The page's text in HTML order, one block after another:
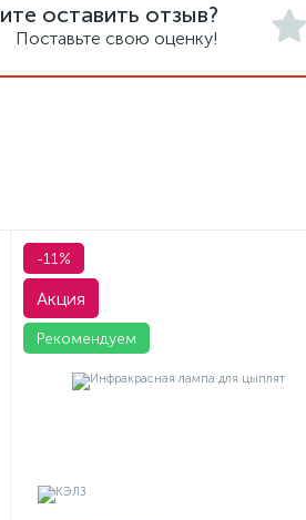
оставить отзыв?
Поставьте свою оценку!
-11%
Акция
Рекомендуем